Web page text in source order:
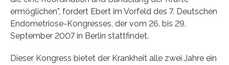
ermöglichen”, fordert Ebert im Vorfeld des 7. Deutschen
Endometriose-Kongresses, der vom 26. bis 29.
September 2007 in Berlin stattfindet.
Dieser Kongress bietet der Krankheit alle zwei Jahre ein